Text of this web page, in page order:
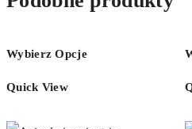
Wybierz Opcje
Quick View